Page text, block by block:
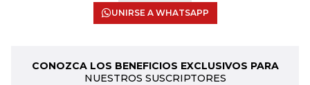
UNIRSE A WHATSAPP
CONOZCA LOS BENEFICIOS EXCLUSIVOS PARA
NUESTROS SUSCRIPTORES